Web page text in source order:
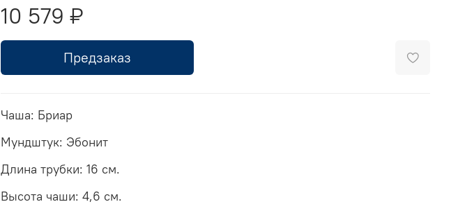
10 579 ₽
Предзаказ
Чаша: Бриар
Мундштук: Эбонит
Длина трубки: 16 см.
Высота чаши: 4,6 см.